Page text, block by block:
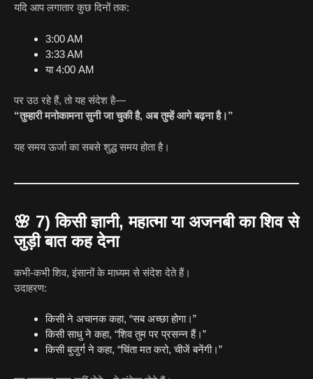
यदि आप लगातार कुछ दिनों तक:
3:00 AM
3:33 AM
या 4:00 AM
पर उठ रहे हैं, तो यह संदेश है—
“तुम्हारी मनोकामना सुनी जा चुकी है, अब तुम्हें आगे बढ़ना है।”
यह समय ऊर्जा का सबसे शुद्ध समय होता है।
🌸 7) किसी ज्ञानी, महात्मा या अजनबी का शिव से
जुड़ी बात कह देना
कभी-कभी शिव, इंसानों के माध्यम से संदेश देते हैं।
उदाहरण:
किसी ने अचानक कहा, “सब अच्छा होगा।”
किसी साधु ने कहा, “शिव तुम पर प्रसन्न हैं।”
किसी बुजुर्ग ने कहा, “चिंता मत करो, चीजें बनेंगी।”